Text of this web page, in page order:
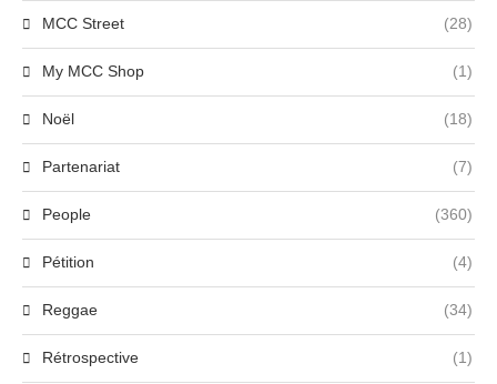
MCC Street (28)
My MCC Shop (1)
Noël (18)
Partenariat (7)
People (360)
Pétition (4)
Reggae (34)
Rétrospective (1)